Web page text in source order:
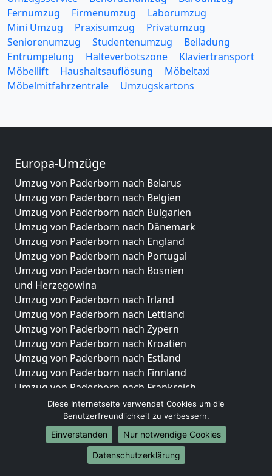
Fernumzug
Firmenumzug
Laborumzug
Mini Umzug
Praxisumzug
Privatumzug
Seniorenumzug
Studentenumzug
Beiladung
Entrümpelung
Halteverbotszone
Klaviertransport
Möbellift
Haushaltsauflösung
Möbeltaxi
Möbelmitfahrzentrale
Umzugskartons
Europa-Umzüge
Umzug von Paderborn nach Belarus
Umzug von Paderborn nach Belgien
Umzug von Paderborn nach Bulgarien
Umzug von Paderborn nach Dänemark
Umzug von Paderborn nach England
Umzug von Paderborn nach Portugal
Umzug von Paderborn nach Bosnien
und Herzegowina
Umzug von Paderborn nach Irland
Umzug von Paderborn nach Lettland
Umzug von Paderborn nach Zypern
Umzug von Paderborn nach Kroatien
Umzug von Paderborn nach Estland
Umzug von Paderborn nach Finnland
Umzug von Paderborn nach Frankreich
Umzug von Paderborn nach Griechenland
Umzug von Paderborn nach Italien
Umzug von Paderborn nach Liechtenstein
Umzug von Paderborn nach Luxemburg
Umzug von Paderborn nach Niederlande
Diese Internetseite verwendet Cookies um die
Benutzerfreundlichkeit zu verbessern.
Einverstanden
Nur notwendige Cookies
Datenschutzerklärung